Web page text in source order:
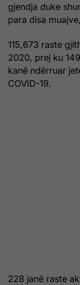
gjendja duke
para disa
115,673 raste
2020, prej ku
kanë ndërruar
COVID-19.
228 janë raste